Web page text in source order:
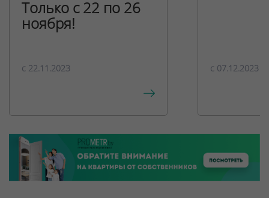
Только с 22 по 26
ноября!
c 22.11.2023 c 07.12.2023